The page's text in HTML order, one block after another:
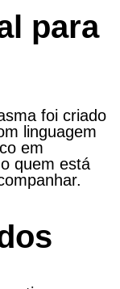
para
foi criado
linguagem
em
quem está